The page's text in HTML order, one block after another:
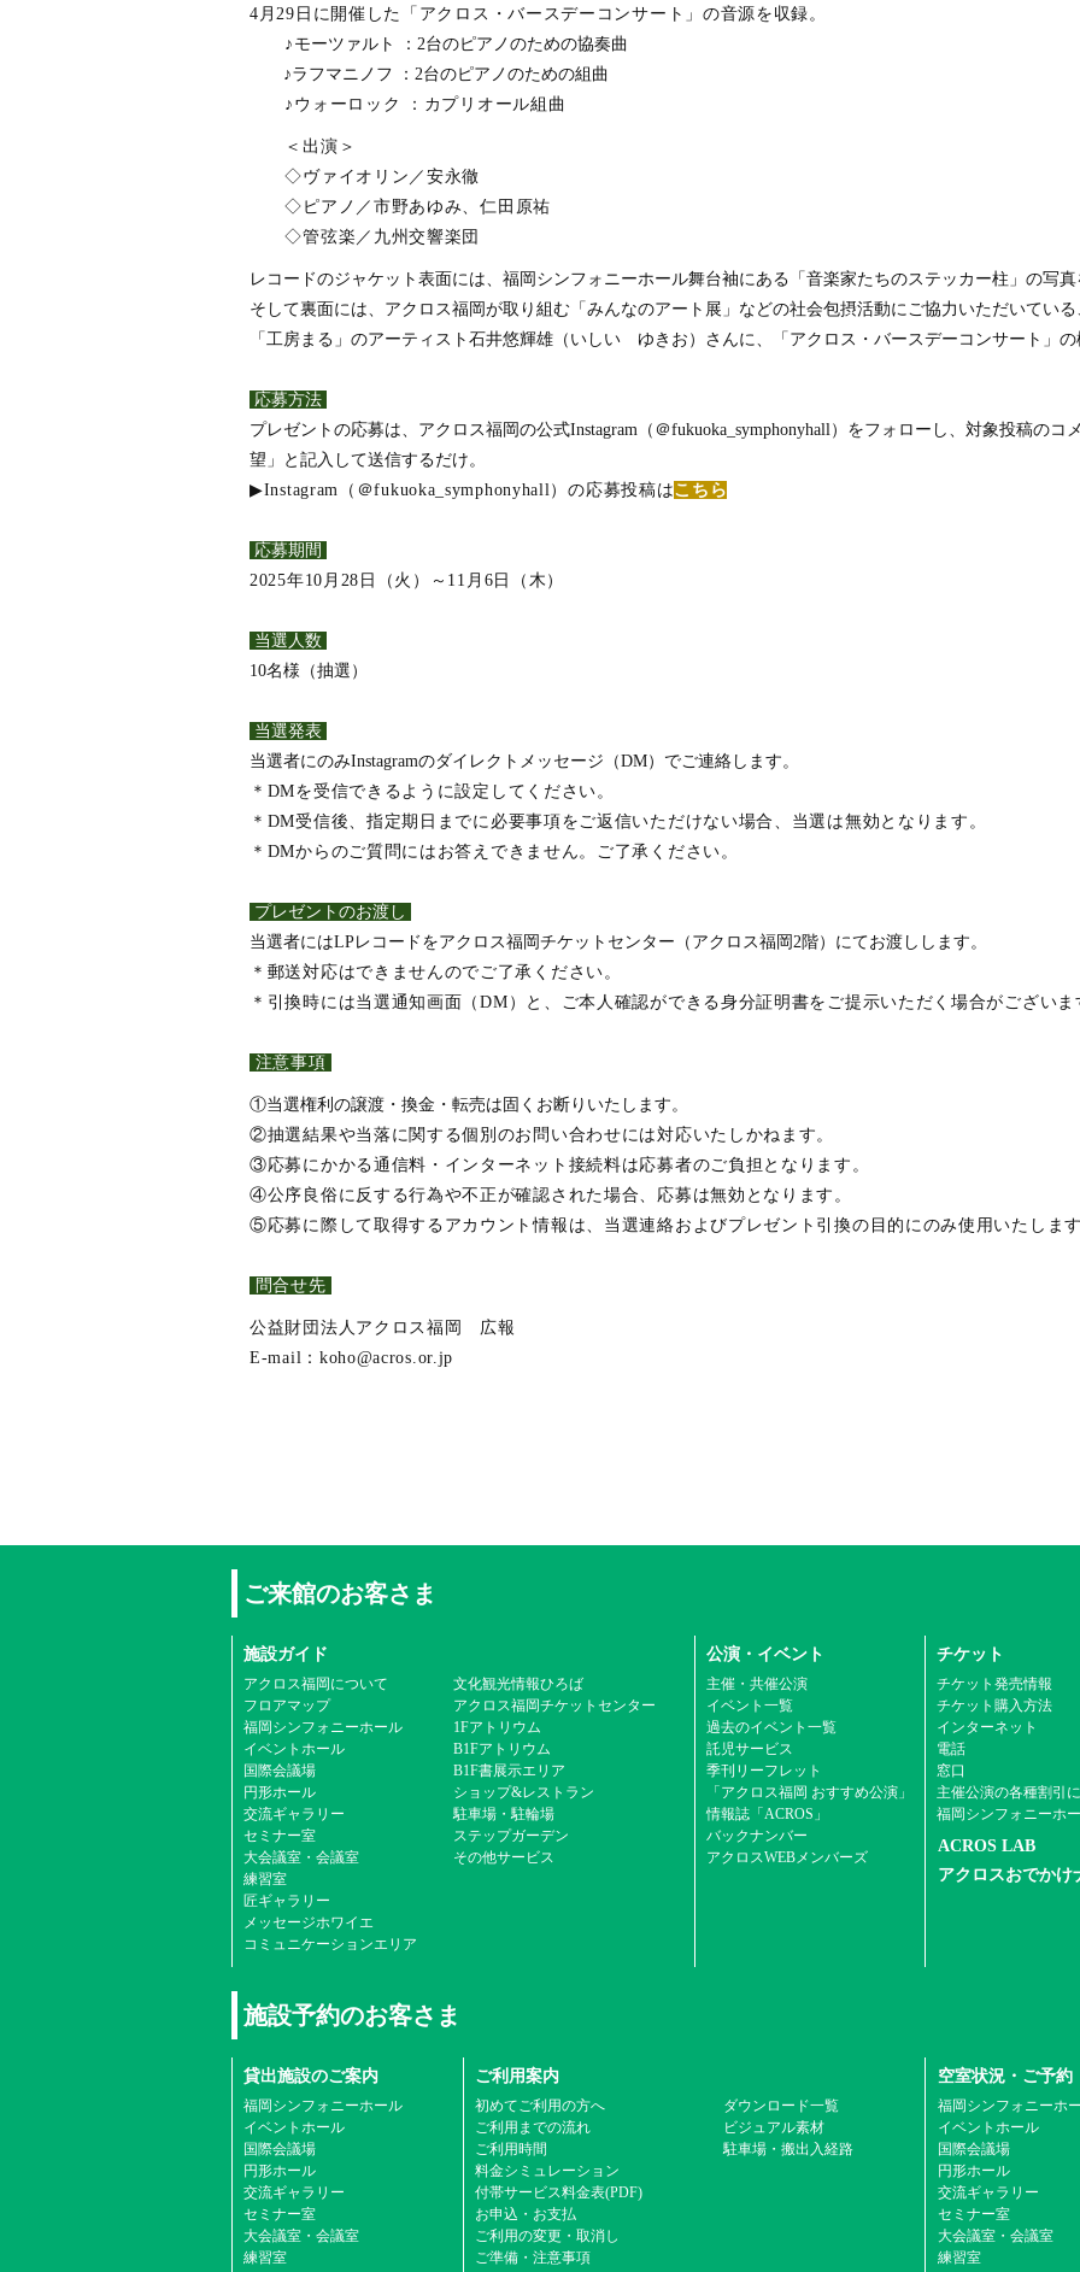
4 月29 日に開催した「アクロス・バースデーコンサート」の音源を収録。
♪ モーツァルト ：2台のピアノのための協奏曲
♪ラフマニノフ ：2台のピアノのための組曲
♪ ウォーロック ：カプリオール組曲
＜出演＞
◇ヴァイオリン／安永徹
◇ ピアノ／ 市野あゆみ、仁田原祐
◇管弦楽／ 九州交響楽団
レコードのジャケット表面には、福岡シンフォニーホール舞台袖にある「音楽家たちのステッカー柱」の写真
そして裏面には、アクロス福岡が取り組む「みんなのアート展」などの社会包摂活動にご協力いただいてい
「工房まる」のアーティスト石井悠輝雄（いしい ゆきお）さんに、「アクロス・バースデーコンサート」
応募方法
プレゼントの応募は、アクロス福岡の公式Instagram（ ＠fukuoka_symphonyhall）をフォローし、対象投稿のコ
望」と記入して送信するだけ。
▶Instagram （ ＠fukuoka_symphonyhall）の応募投稿はこちら
応募期間
2025年10月28日（火）～11月6日（木）
当選人数
10名様（抽選）
当選発表
当選者にのみInstagramのダイレクトメッセージ（DM）でご連絡します。
＊ DMを受信できるように設定してください。
＊ DM受信後、指定期日までに必要事項をご返信いただけない場合、当選は無効となります。
＊ DMからのご質問にはお答えできません。ご了承ください。
プレゼントのお渡し
当選者にはLPレコードをアクロス福岡チケットセンター（アクロス福岡2階）にてお渡しします。
＊郵送対応はできませんのでご了承ください。
＊引換時には当選通知画面（DM ）と、ご本人確認ができる身分証明書をご提示いただく場合がございま
注意事項
①当選権利の譲渡・換金・転売は固くお断りいたします。
②抽選結果や当落に関する個別のお問い合わせには対応いたしかねます。
③応募にかかる通信料・インターネット接続料は応募者のご負担となります。
④公序良俗に反する行為や不正が確認された場合、応募は無効となります。
⑤応募に際して取得するアカウント情報は、当選連絡およびプレゼント引換の目的にのみ使用いたしま
問合せ先
公益財団法人アクロス福岡 広報
E-mail：koho@acros.or.jp
ご来館のお客さま
施設ガイド
アクロス福岡について
フロアマップ
福岡シンフォニーホール
イベントホール
国際会議場
円形ホール
交流ギャラリー
セミナー室
大会議室・会議室
練習室
匠ギャラリー
メッセージホワイエ
コミュニケーションエリア
文化観光情報ひろば
アクロス福岡チケットセンター
1Fアトリウム
B1Fアトリウム
B1F書展示エリア
ショップ&レストラン
駐車場・駐輪場
ステップガーデン
その他サービス
公演・イベント
主催・共催公演
イベント一覧
過去のイベント一覧
託児サービス
季刊リーフレット
「アクロス福岡 おすすめ公演」
情報誌「ACROS」
バックナンバー
アクロスWEBメンバーズ
チケット
チケット発売情報
チケット購入方法
インターネット
電話
窓口
主催公演の各種割引
福岡シンフォニーホ
ACROS LAB
アクロスおでかけ
施設予約のお客さま
貸出施設のご案内
福岡シンフォニーホール
イベントホール
国際会議場
円形ホール
交流ギャラリー
セミナー室
大会議室・会議室
練習室
ご利用案内
初めてご利用の方へ
ご利用までの流れ
ご利用時間
料金シミュレーション
付帯サービス料金表(PDF)
お申込・お支払
ご利用の変更・取消し
ご準備・注意事項
ダウンロード一覧
ビジュアル素材
駐車場・搬出入経路
空室状況・ご予約
福岡シンフォニーホ
イベントホール
国際会議場
円形ホール
交流ギャラリー
セミナー室
大会議室・会議室
練習室